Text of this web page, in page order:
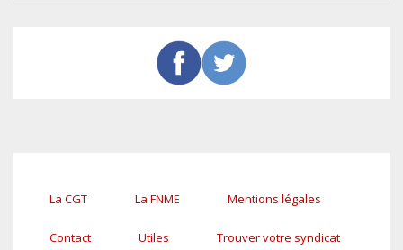
PiedLa CGT La FNME Mentions légales
Contact Utiles Trouver votre syndicat